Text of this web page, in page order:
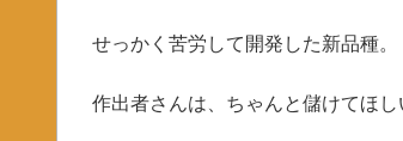
せっかく苦労して開発した新品種。
作出者さんは、ちゃんと儲けてほし